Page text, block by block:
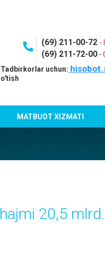
(69) 211-00-72 -
(69) 211-72-00-
Tadbirkorlar uchun:
o'tish
MATBUOT XIZMATI
20,5 mlrd.